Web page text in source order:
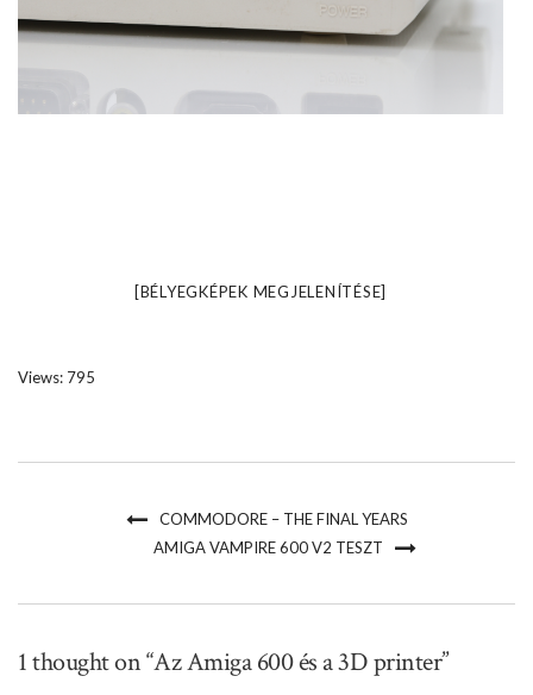
[BÉLYEGKÉPEK MEGJELENÍTÉSE]
Views: 795
COMMODORE – THE FINAL YEARS
AMIGA VAMPIRE 600 V2 TESZT
1 thought on “Az Amiga 600 és a 3D printer”